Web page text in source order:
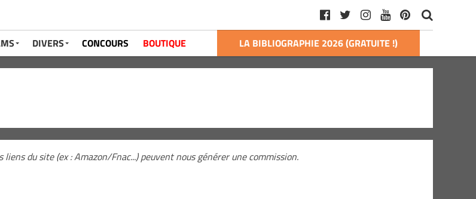
DIVERS CONCOURS BOUTIQUE LA BIBLIOGRAPHIE 2026 (GRATUITE !)
du site (ex : Amazon/Fnac...) peuvent nous générer une commission.